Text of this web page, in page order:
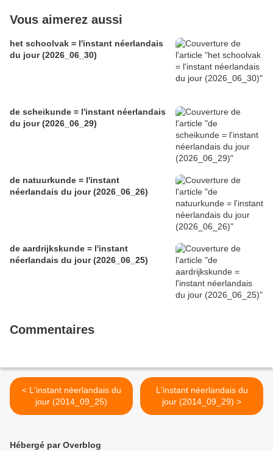
Vous aimerez aussi
het schoolvak = l'instant néerlandais
du jour (2026_06_30)
de scheikunde = l'instant néerlandais
du jour (2026_06_29)
de natuurkunde = l'instant
néerlandais du jour (2026_06_26)
de aardrijkskunde = l'instant
néerlandais du jour (2026_06_25)
Commentaires
< L'instant néerlandais du
jour (2014_09_25)
L'instant néerlandais du
jour (2014_09_29) >
Hébergé par Overblog